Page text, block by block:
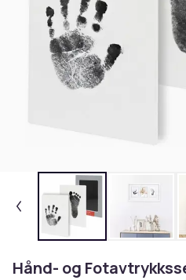
Hånd- og